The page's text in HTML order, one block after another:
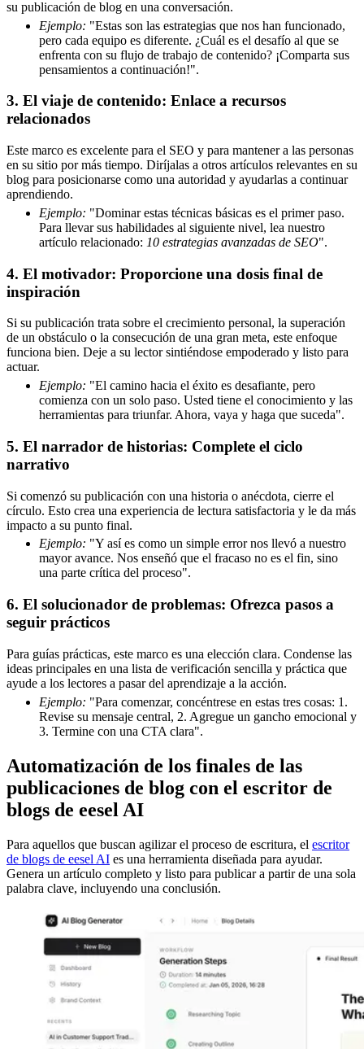
su publicación de blog en una conversación.
Ejemplo: "Estas son las estrategias que nos han funcionado,
pero cada equipo es diferente. ¿Cuál es el desafío al que se
enfrenta con su flujo de trabajo de contenido? ¡Comparta sus
pensamientos a continuación!".
3. El viaje de contenido: Enlace a recursos
relacionados
Este marco es excelente para el SEO y para mantener a las personas
en su sitio por más tiempo. Diríjalas a otros artículos relevantes en su
blog para posicionarse como una autoridad y ayudarlas a continuar
aprendiendo.
Ejemplo: "Dominar estas técnicas básicas es el primer paso.
Para llevar sus habilidades al siguiente nivel, lea nuestro
artículo relacionado: 10 estrategias avanzadas de SEO".
4. El motivador: Proporcione una dosis final de
inspiración
Si su publicación trata sobre el crecimiento personal, la superación
de un obstáculo o la consecución de una gran meta, este enfoque
funciona bien. Deje a su lector sintiéndose empoderado y listo para
actuar.
Ejemplo: "El camino hacia el éxito es desafiante, pero
comienza con un solo paso. Usted tiene el conocimiento y las
herramientas para triunfar. Ahora, vaya y haga que suceda".
5. El narrador de historias: Complete el ciclo
narrativo
Si comenzó su publicación con una historia o anécdota, cierre el
círculo. Esto crea una experiencia de lectura satisfactoria y le da más
impacto a su punto final.
Ejemplo: "Y así es como un simple error nos llevó a nuestro
mayor avance. Nos enseñó que el fracaso no es el fin, sino
una parte crítica del proceso".
6. El solucionador de problemas: Ofrezca pasos a
seguir prácticos
Para guías prácticas, este marco es una elección clara. Condense las
ideas principales en una lista de verificación sencilla y práctica que
ayude a los lectores a pasar del aprendizaje a la acción.
Ejemplo: "Para comenzar, concéntrese en estas tres cosas: 1.
Revise su mensaje central, 2. Agregue un gancho emocional y
3. Termine con una CTA clara".
Automatización de los finales de las
publicaciones de blog con el escritor de
blogs de eesel AI
Para aquellos que buscan agilizar el proceso de escritura, el escritor
de blogs de eesel AI es una herramienta diseñada para ayudar.
Genera un artículo completo y listo para publicar a partir de una sola
palabra clave, incluyendo una conclusión.